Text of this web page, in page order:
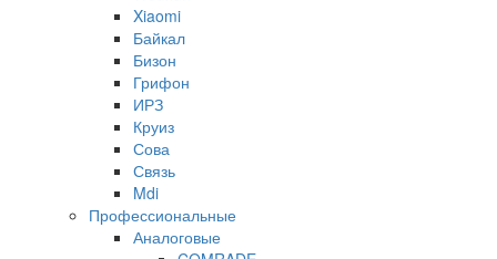
Xiaomi
Байкал
Бизон
Грифон
ИРЗ
Круиз
Сова
Связь
Mdi
Профессиональные
Аналоговые